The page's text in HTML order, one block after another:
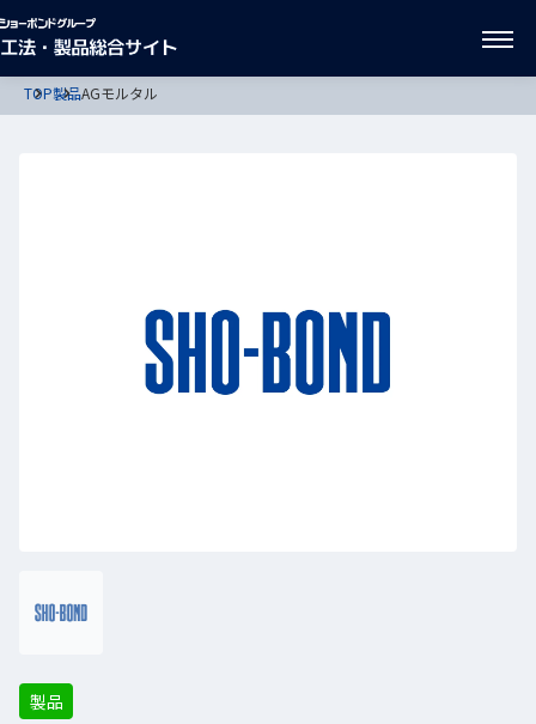
TOP製品AGモルタル
製品